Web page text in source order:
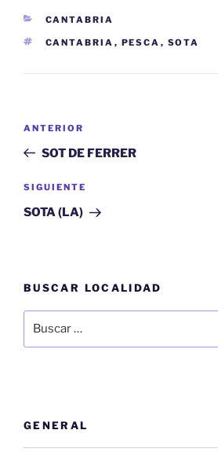
CATEGORÍAS
CANTABRIA
ETIQUETAS
CANTABRIA , PESCA , SOTA
entradas
Entrada
anterior:
ANTERIOR
SOT DE FERRER
Siguiente
entrada
SIGUIENTE
SOTA (LA)
BUSCAR LOCALIDAD
por:
GENERAL